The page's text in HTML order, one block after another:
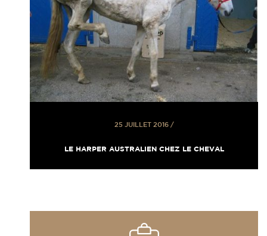
25 JUILLET 2016/
LE HARPER AUSTRALIEN CHEZ LE CHEVAL